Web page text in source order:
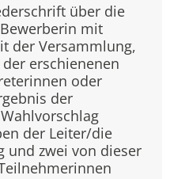
über die
mit
der Versammlung,
erschienenen
oder
der
der Leiter/die
und zwei von dieser